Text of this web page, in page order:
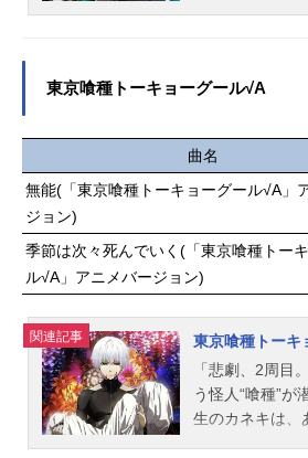
メシリーズ転生
（金）〜日本テ
ストリムル：岡
口めぐみヴェル
オン：M・A・O
ハクロウ：大
兼平ゴブタ：泊
親弘ミリム：日
野杏ディア...
て、自分の好き
とになるとは
を奪い、喰い生
在に疑問と葛
来は――!?作品
ーグール放送形
ール2014年7月
2話キャスト金
香：雨宮天神
習：宮野真守芳
実：諸星すみれ
幸永近英良：豊
東京喰種トーキョーグール√A
曲名
無能(「東京喰種トーキョーグール√A」
ジョン)
季節は次々死んでいく(「東京喰種トー
ル√A」アニメバージョン)
関連記事
東京喰種トーキ
「悲劇、2周目
う怪人“喰種”
生のカネキは、